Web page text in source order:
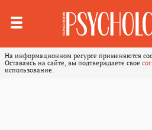
На информационном ресурсе применяются
Оставаясь на сайте, вы подтверждаете свое
использование.